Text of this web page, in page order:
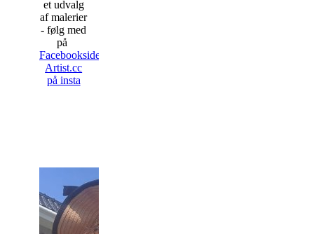
et udvalg
af malerier
- følg med
på
Facebooksiden
Artist.cc
på insta